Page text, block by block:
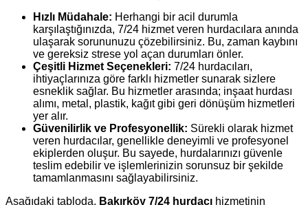
Hızlı Müdahale: Herhangi bir acil durumla
karşılaştığınızda, 7/24 hizmet veren hurdacılara anında
ulaşarak sorununuzu çözebilirsiniz. Bu, zaman kaybını
ve gereksiz strese yol açan durumları önler.
Çeşitli Hizmet Seçenekleri: 7/24 hurdacıları,
ihtiyaçlarınıza göre farklı hizmetler sunarak sizlere
esneklik sağlar. Bu hizmetler arasında; inşaat hurdası
alımı, metal, plastik, kağıt gibi geri dönüşüm hizmetleri
yer alır.
Güvenilirlik ve Profesyonellik: Sürekli olarak hizmet
veren hurdacılar, genellikle deneyimli ve profesyonel
ekiplerden oluşur. Bu sayede, hurdalarınızı güvenle
teslim edebilir ve işlemlerinizin sorunsuz bir şekilde
tamamlanmasını sağlayabilirsiniz.
Aşağıdaki tabloda, Bakırköy 7/24 hurdacı hizmetinin